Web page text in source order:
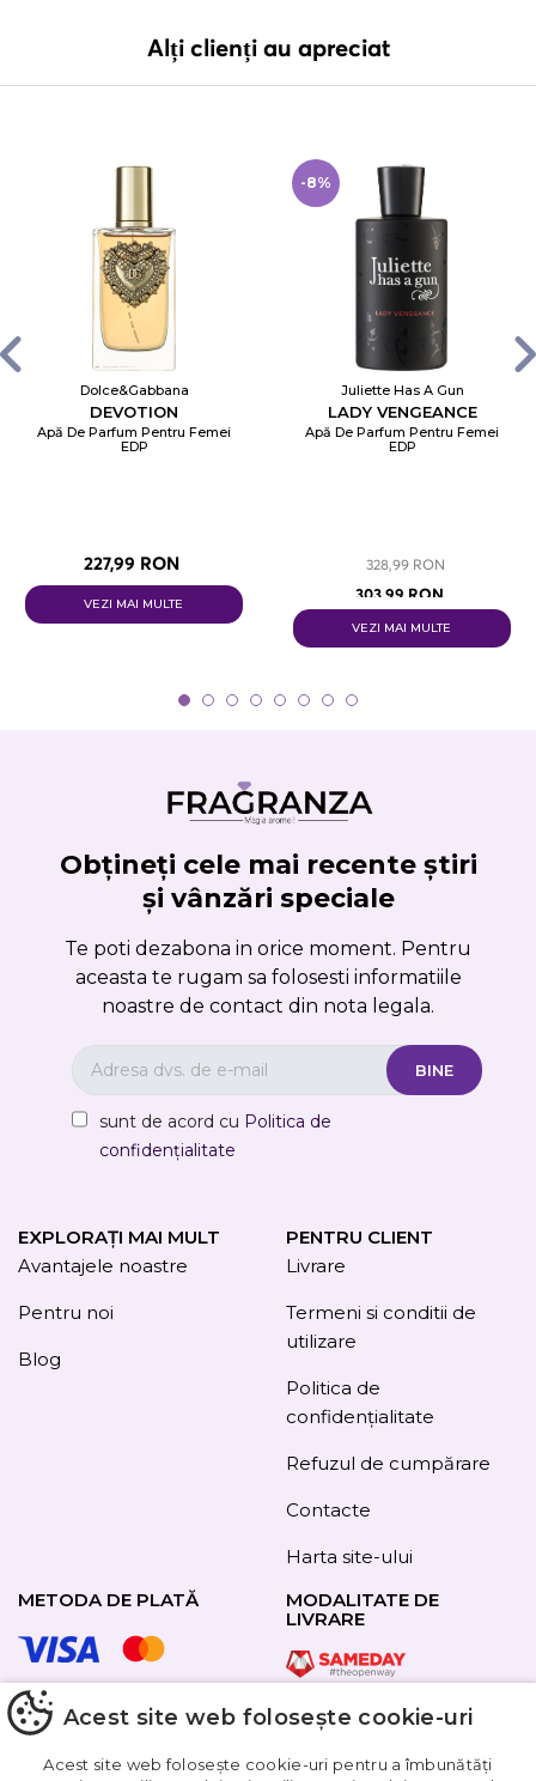
Alți clienți au apreciat
Dolce&Gabbana
DEVOTION
Apă De Parfum Pentru Femei
EDP
227,99 RON
VEZI MAI MULTE
-8%
Juliette Has A Gun
LADY VENGEANCE
Apă De Parfum Pentru Femei
EDP
328,99 RON
303,99 RON
VEZI MAI MULTE
Obțineți cele mai recente știri
și vânzări speciale
Te poti dezabona in orice moment. Pentru
aceasta te rugam sa folosesti informatiile
noastre de contact din nota legala.
sunt de acord cu Politica de
confidențialitate
EXPLORAȚI MAI MULT
Avantajele noastre
Pentru noi
Blog
PENTRU CLIENT
Livrare
Termeni si conditii de
utilizare
Politica de
confidențialitate
Refuzul de cumpărare
Contacte
Harta site-ului
METODA DE PLATĂ
URMAȚI-NE
MODALITATE DE
LIVRARE
Acest site web folosește cookie-uri
Acest site web folosește cookie-uri pentru a îmbunătăți